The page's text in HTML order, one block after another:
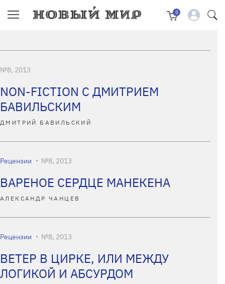
0
№8, 2013
NON-FICTION С ДМИТРИЕМ
БАВИЛЬСКИМ
ДМИТРИЙ БАВИЛЬСКИЙ
Рецензии №8, 2013
ВАРЕНОЕ СЕРДЦЕ МАНЕКЕНА
АЛЕКСАНДР ЧАНЦЕВ
Рецензии №8, 2013
ВЕТЕР В ЦИРКЕ, ИЛИ МЕЖДУ
ЛОГИКОЙ И АБСУРДОМ